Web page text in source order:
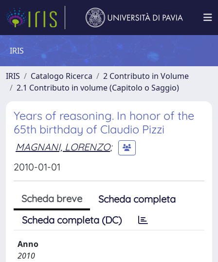
IRIS
IRIS Catalogo Ricerca
2 Contributo in Volume
2.1 Contributo in volume (Capitolo o Saggio)
Years of reasoning. In honor of the
65th birthday of Claudio Pizzi
MAGNANI, LORENZO;
2010-01-01
Scheda breve
Scheda completa
Scheda completa (DC)
Anno
2010